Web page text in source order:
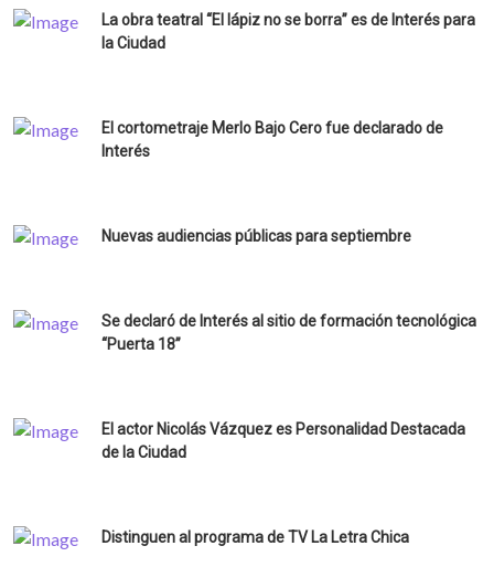
La obra teatral “El lápiz no se borra” es de Interés para
la Ciudad
El cortometraje Merlo Bajo Cero fue declarado de
Interés
Nuevas audiencias públicas para septiembre
Se declaró de Interés al sitio de formación tecnológica
“Puerta 18”
El actor Nicolás Vázquez es Personalidad Destacada
de la Ciudad
Distinguen al programa de TV La Letra Chica